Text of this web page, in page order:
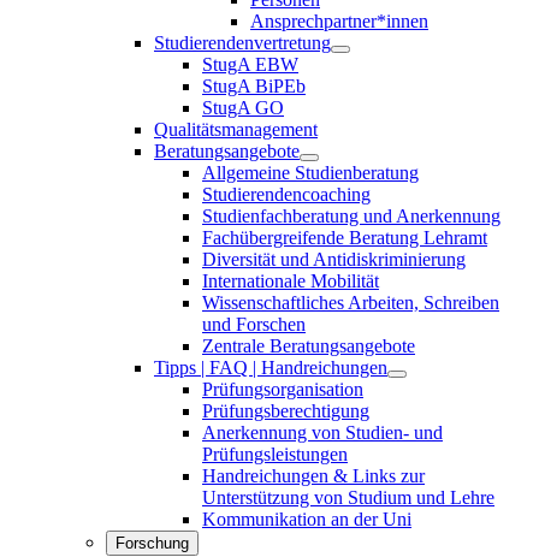
Ansprechpartner*innen
Studierendenvertretung
StugA EBW
StugA BiPEb
StugA GO
Qualitätsmanagement
Beratungsangebote
Allgemeine Studienberatung
Studierendencoaching
Studienfachberatung und Anerkennung
Fachübergreifende Beratung Lehramt
Diversität und Antidiskriminierung
Internationale Mobilität
Wissenschaftliches Arbeiten, Schreiben
und Forschen
Zentrale Beratungsangebote
Tipps | FAQ | Handreichungen
Prüfungsorganisation
Prüfungsberechtigung
Anerkennung von Studien- und
Prüfungsleistungen
Handreichungen & Links zur
Unterstützung von Studium und Lehre
Kommunikation an der Uni
Forschung